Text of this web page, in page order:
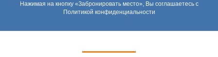
Нажимая на кнопку «Забронировать место», Вы соглашаетесь с
Политикой конфиденциальности